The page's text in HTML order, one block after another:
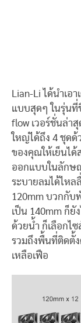
Lian-Li ได้นำเอ
แบบสุดๆ ในรุ่นที่
flow เวอร์ชั่นล่า
ใหญ่ได้ถึง 4 ชุด
ของคุณให้เย็นได้
ออกแบบในลักษ
ระบายลมได้ไห
120mm บวกกับ
เป็น 140mm ก็ยั
ด้วยน้ำ ก็เลือกไ
รวมถึงพื้นที่ติดตั้
เหลือเฟือ